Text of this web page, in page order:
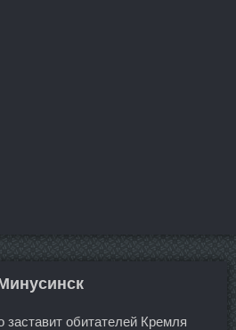
заставит обитателей Кремля